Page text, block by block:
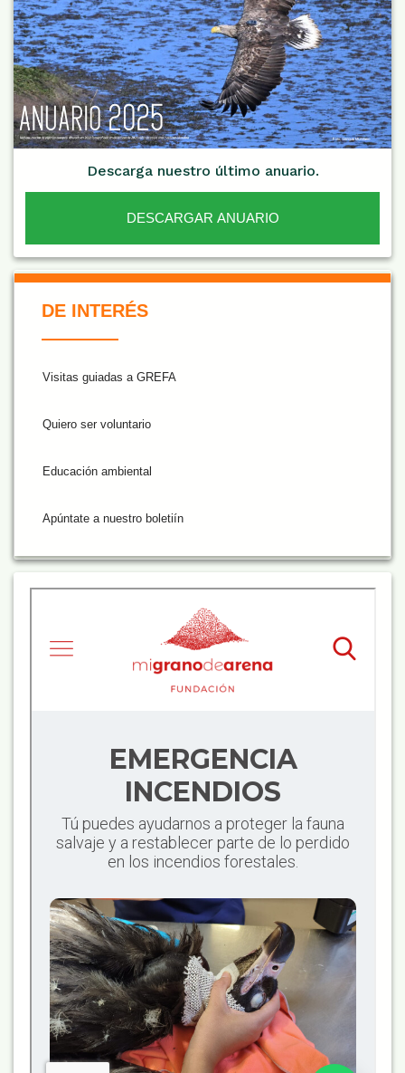
Descarga nuestro último anuario.
DESCARGAR ANUARIO
De Interés NARANJA
DE INTERÉS
Visitas guiadas a GREFA
Quiero ser voluntario
Educación ambiental
Apúntate a nuestro boletiín